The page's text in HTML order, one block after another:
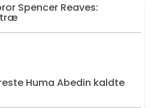
Spencer Reaves:
Huma Abedin kaldte